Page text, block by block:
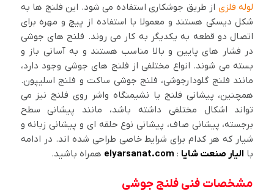
لوله فلزی از طریق جوشکاری استفاده می شود. این فلنج ها به
شکل دیسکی هستند و معمولا با استفاده از پیچ و مهره برای
اتصال دو قطعه به یکدیگر به کار می روند. فلنج های جوشی
در فشار های پایین و بالا مناسب هستند و به آسانی باز و
بسته می شوند. انواع مختلفی از فلنج های جوشی وجود دارد،
مانند فلنج گلودارجوشی، فلنج جوشی ساکت و فلنج اسلیپون.
همچنین، پیشانی فلنج یا نشیمنگاه واشر روی فلنج نیز می
تواند اشکال مختلفی داشته باشد، مانند پیشانی سطح
برجسته، پیشانی صاف، پیشانی نوع حلقه ای و پیشانی زبانه و
شیار که هر کدام برای شرایط خاصی طراحی شده اند. در ادامه
با الیار صنعت شایا :
elyarsanat.com همراه باشید.
مشخصات فنی فلنج جوشی